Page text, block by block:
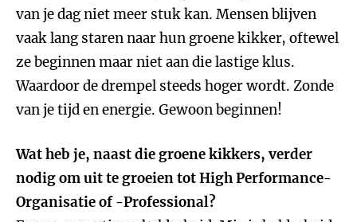
van je dag niet meer stuk kan. Mensen blijven
vaak lang staren naar hun groene kikker, oftewel
ze beginnen maar niet aan die lastige klus.
Waardoor de drempel steeds hoger wordt. Zonde
van je tijd en energie. Gewoon beginnen!
Wat heb je, naast die groene kikkers, verder
nodig om uit te groeien tot High Performance-
Organisatie of -Professional?